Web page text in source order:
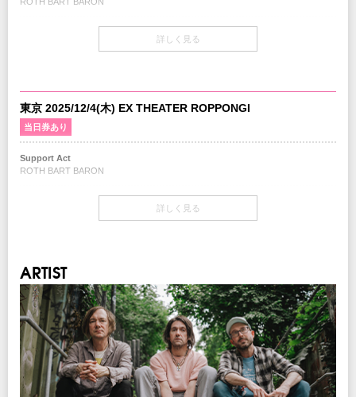
￥10,500-(税込/All Standing/1Drink別)
チケット
￥9,500-(税込/All Standing/1Drink別)
チケット発売日
期間：6/18(水)18:00～6/22(日)18:00
注意事項
※未就学児(6歳未満)のご入場はお断りいたします。
INFO
キョードーインフォメーション：0570-200-888
詳しく見る
東京 2025/12/4(木) EX THEATER ROPPONGI
当日券あり
Support Act
ROTH BART BARON
スタンディング ¥10,500-(税込/1Drink別)
指定席 ¥12,000-(税込/1Drink別)
チケット
スタンディング ¥9,500-(税込/1Drink別)
指定席 ¥11,000-(税込/1Drink別)
チケット発売日
7/5(土) 10:00am～
詳しく見る
ARTIST